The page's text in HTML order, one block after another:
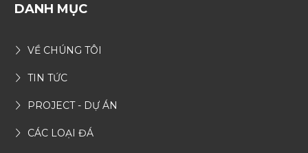
DANH MỤC
VỀ CHÚNG TÔI
TIN TỨC
PROJECT - DỰ ÁN
CÁC LOẠI ĐÁ